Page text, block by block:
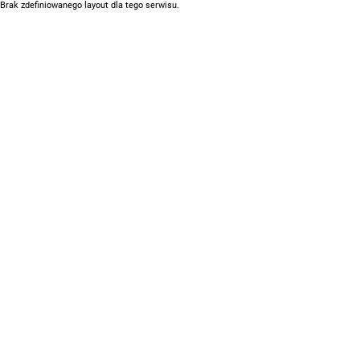
Brak zdefiniowanego layout dla tego serwisu.